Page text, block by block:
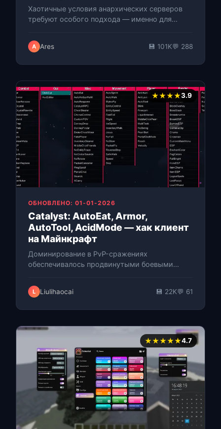
Хаотичные условия анархических серверов
требуют особого подхода — именно для
бесплатный Minecraft мод с открытым исхо…
A Ares 💾 101K💬 288
★★★★3.9
ОБНОВЛЕНО: 01-01-2026
Catalyst: AutoEat, Armor,
AutoTool, AcidMode — хак клиент
на Майнкрафт
Доминирование в PvP-сражениях
обеспечивалось продвинутыми боевыми
включёнными в этот платный чит-клиент.
Catalyst Client разра…
L Liulihaocai 💾 22K💬 61
★★★★★4.7